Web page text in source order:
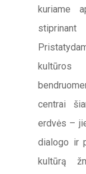
kuriame
kultūros
centrai
erdvės –
dialogo ir
kultūrą